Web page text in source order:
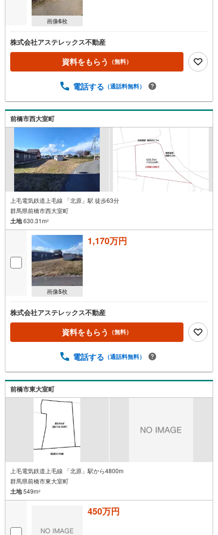
画像6枚
株式会社アステレックス不動産
資料をもらう （無料）
電話する （通話料無料）
前橋市西大室町
上毛電気鉄道上毛線 「北原」駅 徒歩63分
群馬県前橋市西大室町
土地630.31m2
画像5枚
1,170万円
株式会社アステレックス不動産
資料をもらう （無料）
電話する （通話料無料）
前橋市東大室町
上毛電気鉄道上毛線 「北原」駅から4800m
群馬県前橋市東大室町
土地549m2
450万円